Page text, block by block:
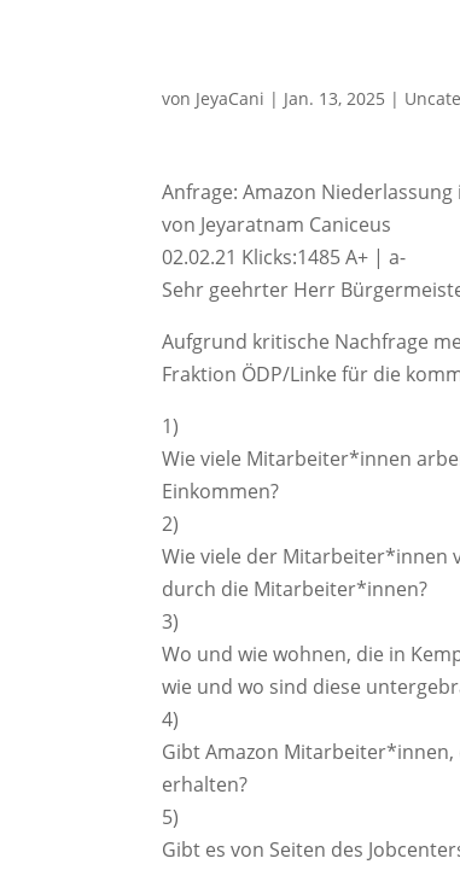
von JeyaCani | Jan. 13, 2025 |
Anfrage: Amazon Niederlassung
von Jeyaratnam Caniceus
02.02.21 Klicks:1485 A+ | a-
Sehr geehrter Herr
Aufgrund kritische Nachfrage
Fraktion ÖDP/Linke für die
1)
Wie viele Mitarbeiter*innen
Einkommen?
2)
Wie viele der Mitarbeiter*innen
durch die Mitarbeiter*innen?
3)
Wo und wie wohnen, die in
wie und wo sind diese
4)
Gibt Amazon Mitarbeiter*innen,
erhalten?
5)
Gibt es von Seiten des